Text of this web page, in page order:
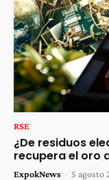
RSE
¿De residuos
recupera el oro
ExpokNews - 5 agosto